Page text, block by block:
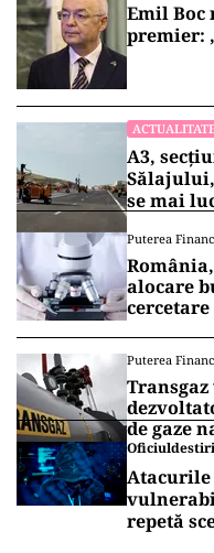
Emil Boc
premier:
A3,
se mai
Puterea
alocare
Puterea
de gaze
Atacurile
repetă